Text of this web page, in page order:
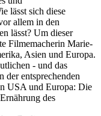
lässt sich diese
allem in den
lässt? Um dieser
Filmemacherin Marie-
Asien und Europa.
- und das
der entsprechenden
USA und Europa: Die
des